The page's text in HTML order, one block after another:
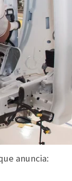
anuncia: